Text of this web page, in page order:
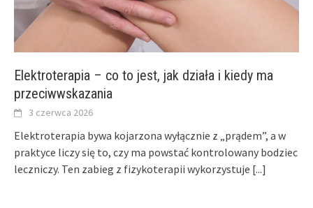
Elektroterapia – co to jest, jak działa i kiedy ma
przeciwwskazania
3 czerwca 2026
Elektroterapia bywa kojarzona wyłącznie z „prądem”, a w
praktyce liczy się to, czy ma powstać kontrolowany bodziec
leczniczy. Ten zabieg z fizykoterapii wykorzystuje [...]